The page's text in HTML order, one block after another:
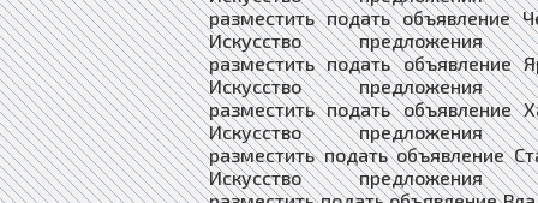
разместить подать объявление
Искусство предложения
разместить подать объявление
Искусство предложения
разместить подать объявление
Искусство предложения
разместить подать объявление
Искусство предложения